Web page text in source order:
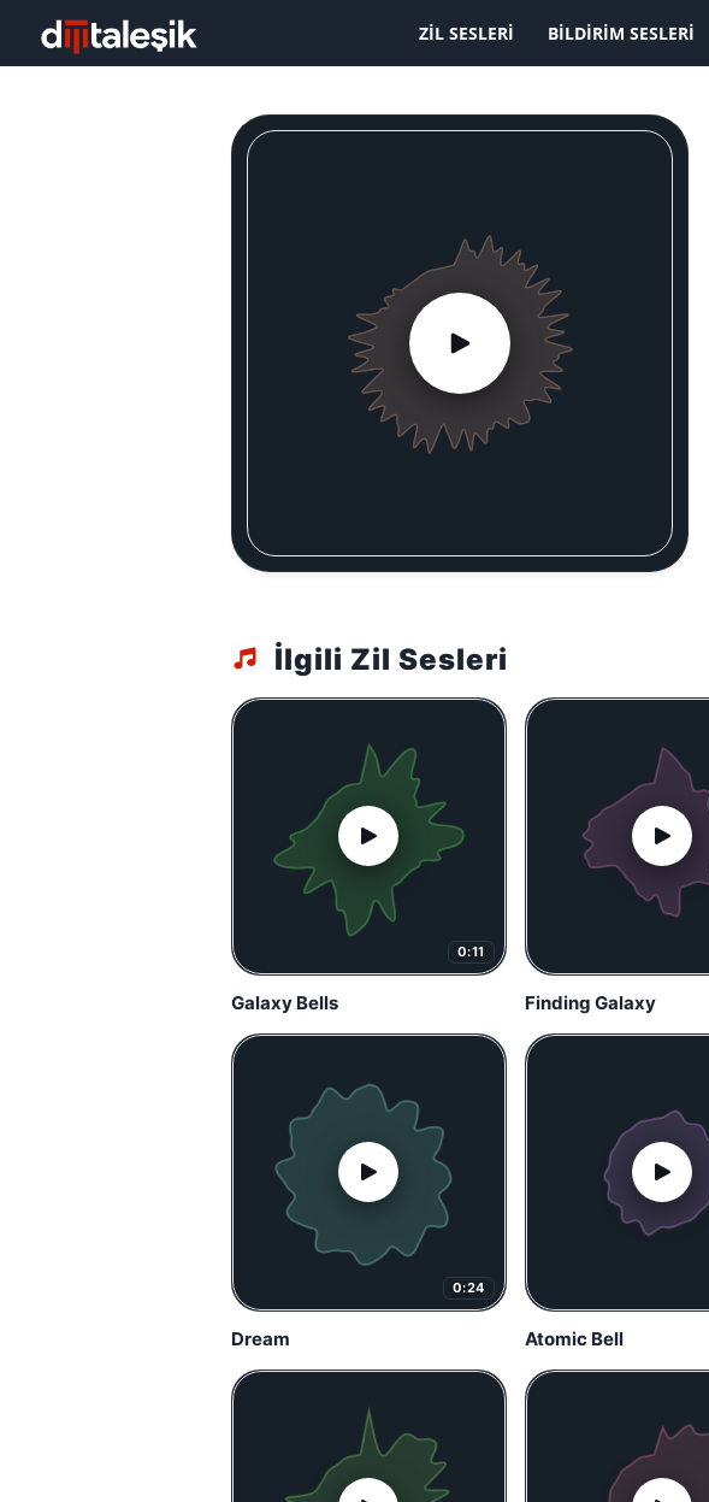
ZIL SESLERI BILDIRIM SESLERI
İlgili Zil Sesleri
0:11
Galaxy Bells Finding Galaxy
0:24
Dream Atomic Bell